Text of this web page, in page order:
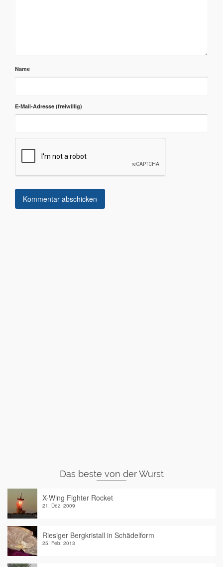
Name
E-Mail-Adresse
Das beste von der Wurst
X-Wing Fighter Rocket
21. Dez. 2009
Riesiger Bergkristall in Schädelform
25. Feb. 2013